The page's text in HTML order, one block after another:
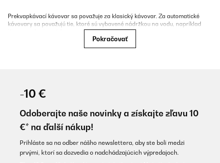
Prekvapkávací kávovar sa považuje za klasický kávovar. Za automatické
kávovary sa považujú tie, ktoré sú vybavené nádržkou na vodu, napríklad
V ponuke nájdete tiež kávovary so vstavaným mlynčekom, jedným z takýchto
pomletou kávou. Hotová káva kvapká do džbánu, ktorý je súčasťou kávovaru.
hotovej kávy.
Čo je to filter na kávu?
Pokračovať
-10 €
Odoberajte naše novinky a získajte zľavu 10
€* na ďalší nákup!
Prihláste sa na odber nášho newslettera, aby ste boli medzi
prvými, ktorí sa dozvedia o nadchádzajúcich výpredajoch.